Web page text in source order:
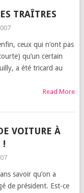
TRAÎTRES
ceux qui n’ont pas
qu’un cer­tain
a été tri­card au
Read More
VOITURE À
!
savoir qu’on a
de pré­sident. Est-ce